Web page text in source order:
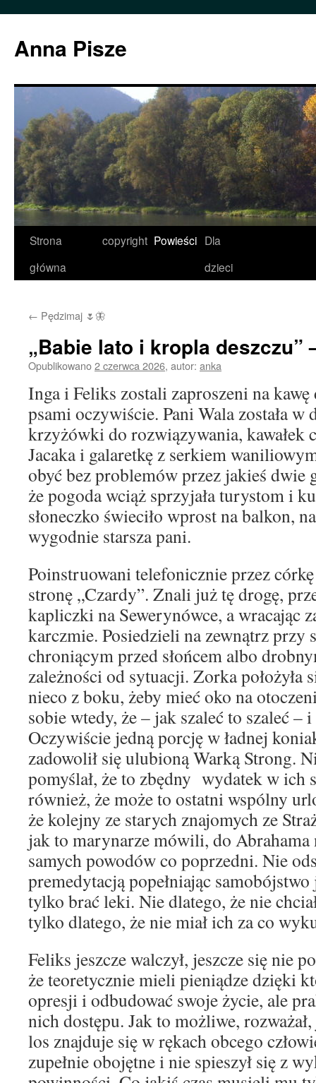
treści
Anna Pisze
Strona
główna
copyright Powieści Dla
dzieci
← Pędzimaj 🌷🦋
„Babie lato i kropla deszczu”
Opublikowano2 czerwca 2026, autor: anka
Inga i Feliks zostali zaproszeni na
psami oczywiście. Pani Wala została w
krzyżówki do rozwiązywania, kawałek
Jacaka i galaretkę z serkiem
obyć bez problemów przez jakieś dwie
że pogoda wciąż sprzyjała turystom i
słoneczko świeciło wprost na balkon,
wygodnie starsza pani.
Poinstruowani telefonicznie przez
stronę „Czardy”. Znali już tę drogę,
kapliczki na Sewerynówce, a wracając
karczmie. Posiedzieli na zewnątrz przy
chroniącym przed słońcem albo
zależności od sytuacji. Zorka położyła
nieco z boku, żeby mieć oko na
sobie wtedy, że – jak szaleć to szaleć –
Oczywiście jedną porcję w ładnej
zadowolił się ulubioną Warką Strong.
pomyślał, że to zbędny wydatek w ich
również, że może to ostatni wspólny
że kolejny ze starych znajomych ze
jak to marynarze mówili, do
samych powodów co poprzedni. Nie
premedytacją popełniając samobójstwo
tylko brać leki. Nie dlatego, że nie
tylko dlatego, że nie miał ich za co
Feliks jeszcze walczył, jeszcze się nie
że teoretycznie mieli pieniądze dzięki
opresji i odbudować swoje życie, ale
nich dostępu. Jak to możliwe,
los znajduje się w rękach obcego
zupełnie obojętne i nie spieszył się z